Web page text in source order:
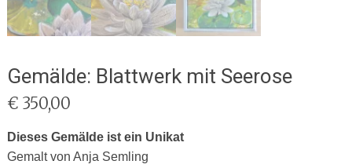
Gemälde: Blattwerk mit Seerose
€350,00
Dieses Gemälde ist ein Unikat
Gemalt von Anja Semling